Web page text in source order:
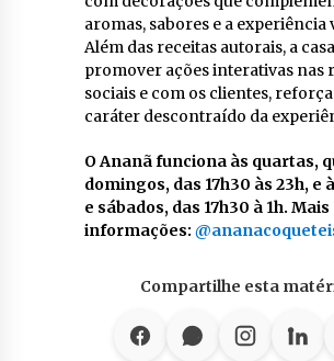
aromas, sabores e a experiência
Além das receitas autorais, a
promover ações interativas nas
sociais e com os clientes,
caráter descontraído da
O Ananã funciona às quartas,
domingos, das 17h30 às 23h, e
e sábados, das 17h30 à 1h. Mais
informações:
Compartilhe esta